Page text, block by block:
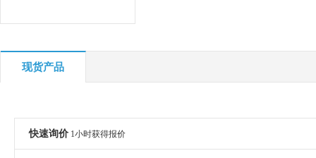
现货产品
快速询价 1小时获得报价